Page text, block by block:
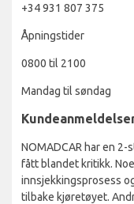
+34 931 807 375
Åpningstider
0800 til 2100
Mandag til søndag
NOMADCAR har en
fått blandet kritikk.
innsjekkingsprosess
tilbake kjøretøyet.